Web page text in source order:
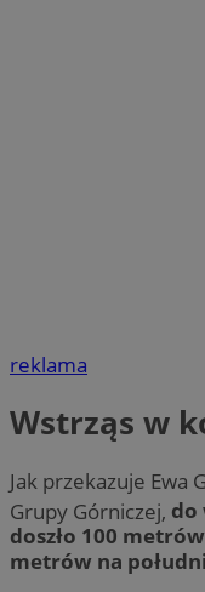
reklama
Wstrząs w
Jak przekazuje Ewa
Grupy Górniczej, do
doszło 100
metrów na